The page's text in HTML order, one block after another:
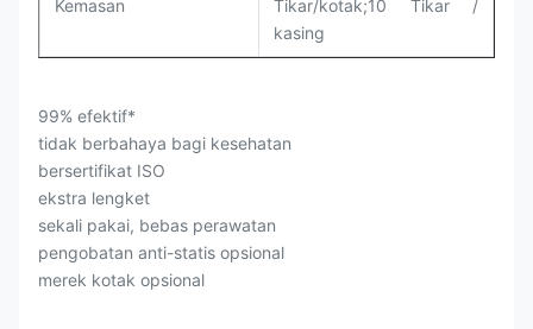
Kemasan
Tikar/kotak;10 Tikar /
kasing
99% efektif*
tidak berbahaya bagi kesehatan
bersertifikat ISO
ekstra lengket
sekali pakai, bebas perawatan
pengobatan anti-statis opsional
merek kotak opsional